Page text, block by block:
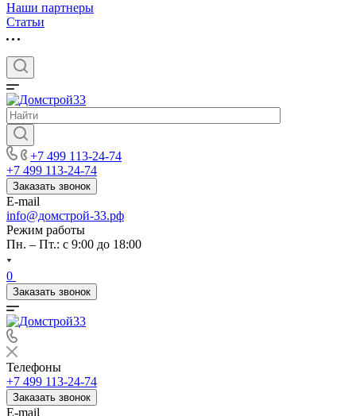
Наши партнеры
Статьи
+7 499 113-24-74
+7 499 113-24-74
Заказать звонок
E-mail
info@домстрой-33.рф
Режим работы
Пн. – Пт.: с 9:00 до 18:00
0
Заказать звонок
Телефоны
+7 499 113-24-74
Заказать звонок
E-mail